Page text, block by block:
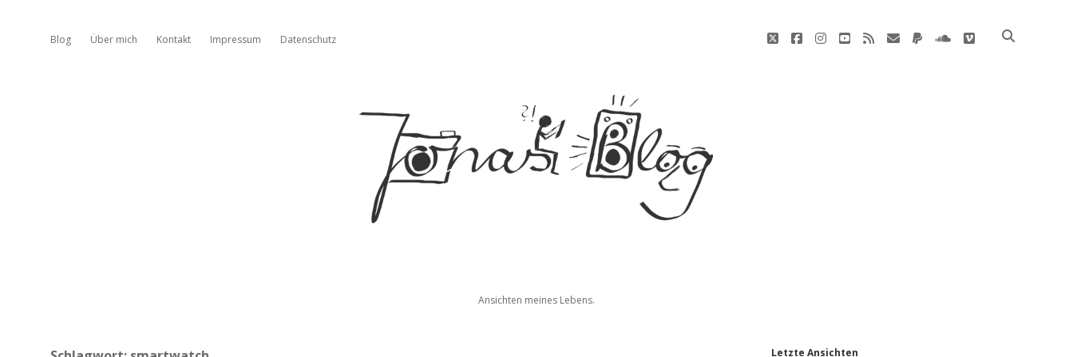
Blog Über mich Kontakt Impressum Datenschutz twitterfacebookinstagram
youtube
rss E-
paypalsoundcloud
vimeo
Jonas'
Ansichten meines Lebens.
Letzte Ansichten